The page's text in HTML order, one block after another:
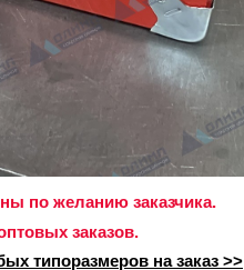
по желанию заказчика.
заказов.
типоразмеров на заказ >>